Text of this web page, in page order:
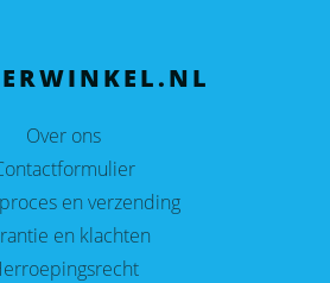
Over ons
en verzending
en klachten